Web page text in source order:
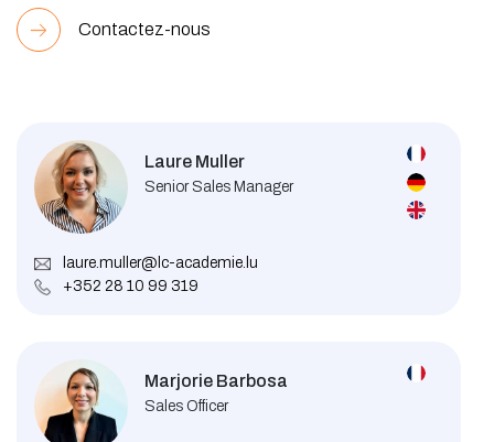
Contactez-nous
Laure Muller
Senior Sales Manager
laure.muller@lc-academie.lu
+352 28 10 99 319
Marjorie Barbosa
Sales Officer